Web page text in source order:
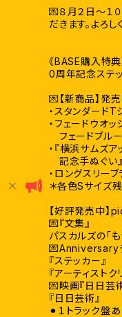
💌８月２日〜１
だきます。よろし
《BASE購入特
0周年記念ステッ
💌【新商品】発
・スタンダード
・フェードウオ
フェードブル
・『横浜サムズア
記念手ぬぐい
・ロングスリー
＊各色Sサイズ
【好評発売中】
💌『文集』
パスカルズの「
💌Anniversary
『ステッカー』
『アーティストク
💌映画『日日芸
『日日芸術』
⚫︎１トラック盤